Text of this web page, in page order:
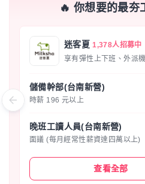
🔥 你想要的最夯
迷客夏 1,378人招募中
享有彈性上下班、外派
儲備幹部(台南新營)
時薪 196 元以上
晚班工讀人員(台南新營)
面議 (每月經常性薪資達四萬以上)
查看全部